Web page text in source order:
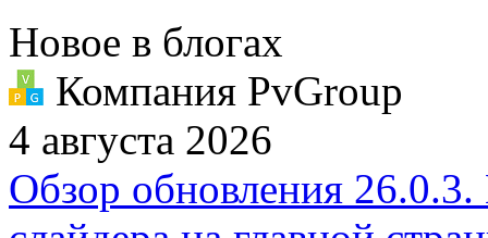
Новое в блогах
Компания PvGroup
4 августа 2026
Обзор обновления 26.0.3.